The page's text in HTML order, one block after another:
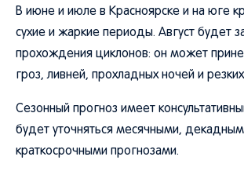
В июне и июле в Красноярске и на юге
сухие и жаркие периоды. Август будет
прохождения циклонов: он может
гроз, ливней, прохладных ночей и
Сезонный прогноз имеет
будет уточняться месячными,
краткосрочными прогнозами.